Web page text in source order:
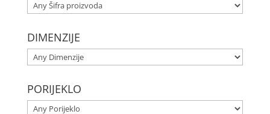
DIMENZIJE
PORIJEKLO